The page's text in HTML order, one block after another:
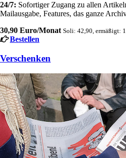
24/7: Sofortiger Zugang zu allen
Mailausgabe, Features, das ganze
30,90 Euro/Monat Soli: 42,90, ermäßigt:
Bestellen
Verschenken